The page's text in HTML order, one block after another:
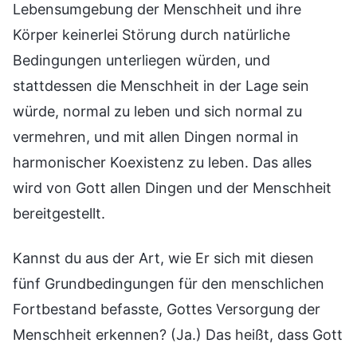
Lebensumgebung der Menschheit und ihre
Körper keinerlei Störung durch natürliche
Bedingungen unterliegen würden, und
stattdessen die Menschheit in der Lage sein
würde, normal zu leben und sich normal zu
vermehren, und mit allen Dingen normal in
harmonischer Koexistenz zu leben. Das alles
wird von Gott allen Dingen und der Menschheit
bereitgestellt.
Kannst du aus der Art, wie Er sich mit diesen
fünf Grundbedingungen für den menschlichen
Fortbestand befasste, Gottes Versorgung der
Menschheit erkennen? (Ja.) Das heißt, dass Gott